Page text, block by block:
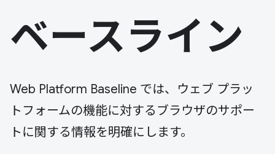
ベースライン
Web Platform Baseline では、ウェブ プラッ
トフォームの機能に対するブラウザのサポー
トに関する情報を明確にします。